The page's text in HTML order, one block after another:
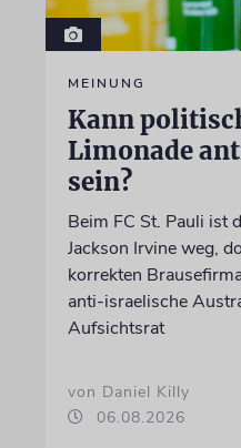
MEINUNG
Kann
Limonade
sein?
Beim FC St. Pauli ist
Jackson Irvine weg,
korrekten
anti-israelische
Aufsichtsrat
von Daniel Killy
06.08.2026